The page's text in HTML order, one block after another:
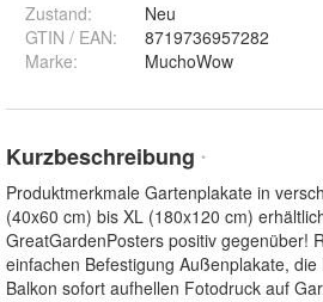
Zustand:
Neu
GTIN / EAN:
8719736957282
Marke:
MuchoWow
Kurzbeschreibung *
Produktmerkmale Gartenplakate in
(40x60 cm) bis XL (180x120 cm)
GreatGardenPosters positiv gegenüber!
einfachen Befestigung Außenplakate,
Balkon sofort aufhellen Fotodruck auf